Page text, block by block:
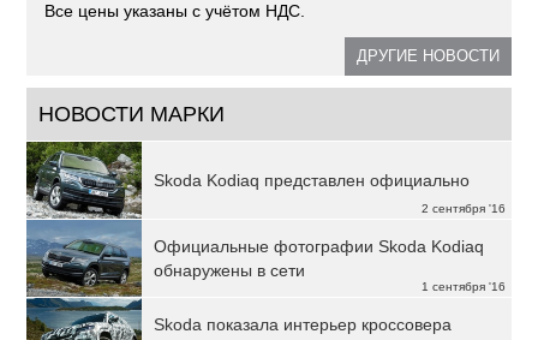
Все цены указаны с учётом НДС.
ДРУГИЕ НОВОСТИ
НОВОСТИ МАРКИ
2 сентября '16
Skoda Kodiaq представлен официально
1 сентября '16
Официальные фотографии Skoda Kodiaq
обнаружены в сети
Skoda показала интерьер кроссовера